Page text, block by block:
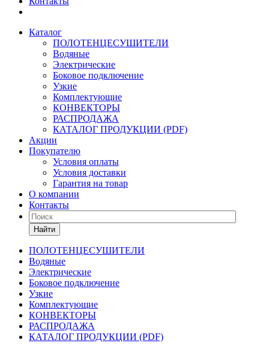
Каталог
ПОЛОТЕНЦЕСУШИТЕЛИ
Водяные
Электрические
Боковое подключение
Узкие
Комплектующие
КОНВЕКТОРЫ
РАСПРОДАЖА
КАТАЛОГ ПРОДУКЦИИ (PDF)
Акции
Покупателю
Условия оплаты
Условия доставки
Гарантия на товар
О компании
Контакты
Найти
ПОЛОТЕНЦЕСУШИТЕЛИ
Водяные
Электрические
Боковое подключение
Узкие
Комплектующие
КОНВЕКТОРЫ
РАСПРОДАЖА
КАТАЛОГ ПРОДУКЦИИ (PDF)